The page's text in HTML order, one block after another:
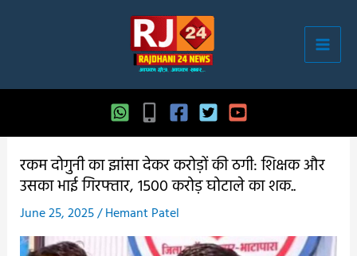
रकम दोगुनी का झांसा देकर करोड़ों की ठगी: शिक्षक और
उसका भाई गिरफ्तार, 1500 करोड़ घोटाले का शक..
June 25, 2025/Hemant Patel